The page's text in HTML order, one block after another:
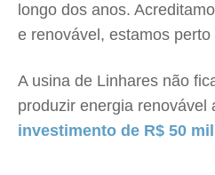
longo dos anos.
e renovável, estamos
A usina de Linhares não
produzir energia
investimento de R$ 50